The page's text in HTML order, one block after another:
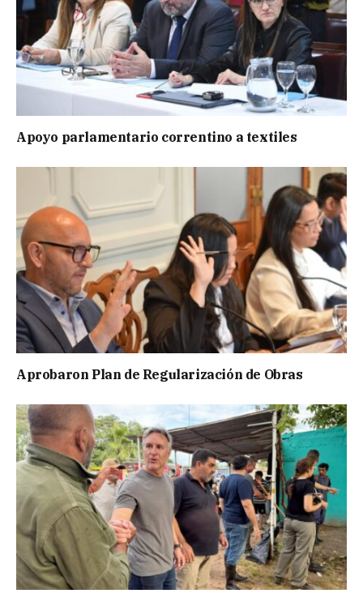
Apoyo parlamentario correntino a textiles
Aprobaron Plan de Regularización de Obras